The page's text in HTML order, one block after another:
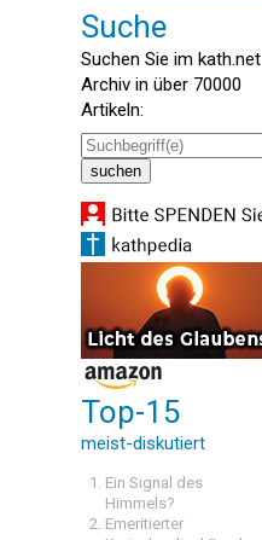
Suche
Suchen Sie im kath.net
Archiv in über 70000
Artikeln:
Top-15
meist-diskutiert
Ein Signal des
Himmels?
Emeritierter